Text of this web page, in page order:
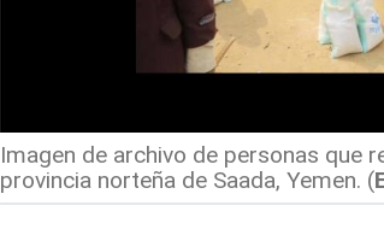
Imagen de archivo de personas que
provincia norteña de Saada, Yemen. (